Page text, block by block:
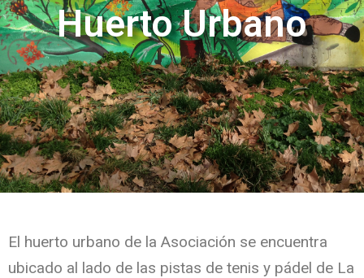
Huerto Urbano
El huerto urbano de la Asociación se encuentra
ubicado al lado de las pistas de tenis y pádel de La